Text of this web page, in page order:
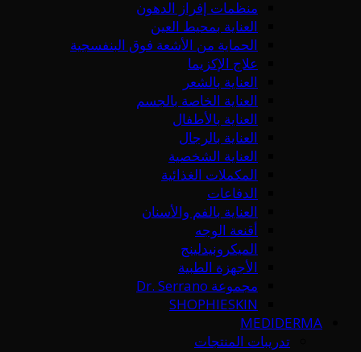
منظمات إفراز الدهون
العناية بمحيط العين
الحماية من الأشعة فوق البنفسجية
علاج الإكزيما
العناية بالشعر
العناية الخاصة بالجسم
العناية بالأطفال
العناية بالرجال
العناية الشخصية
المكملات الغذائية
الدفاعات
العناية بالفم والأسنان
أقنعة الوجه
الميكرونيدلينج
الأجهزة الطبية
مجموعة Dr. Serrano
SHOPHIESKIN
MEDIDERMA
تدريبات المنتجات